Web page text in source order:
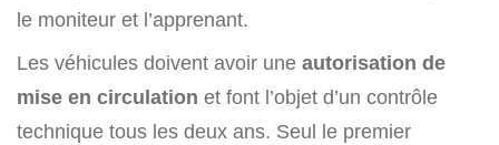
le moniteur et l’apprenant.
Les véhicules doivent avoir une autorisation de
mise en circulation et font l’objet d’un contrôle
technique tous les deux ans. Seul le premier